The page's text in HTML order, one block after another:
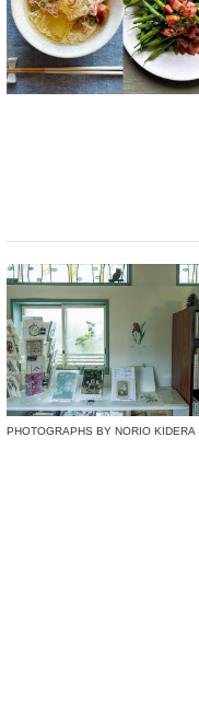
PHOTOGRAPHS BY NORIO KIDERA